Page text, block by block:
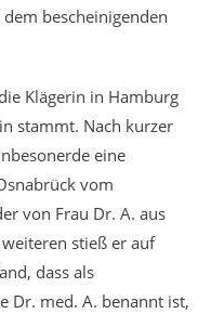
bescheinigenden
Klägerin in Hamburg
stammt. Nach kurzer
eine
vom
von Frau Dr. A. aus
stieß er auf
dass als
Dr. med. A. benannt ist,